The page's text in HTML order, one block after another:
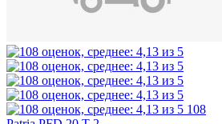
108